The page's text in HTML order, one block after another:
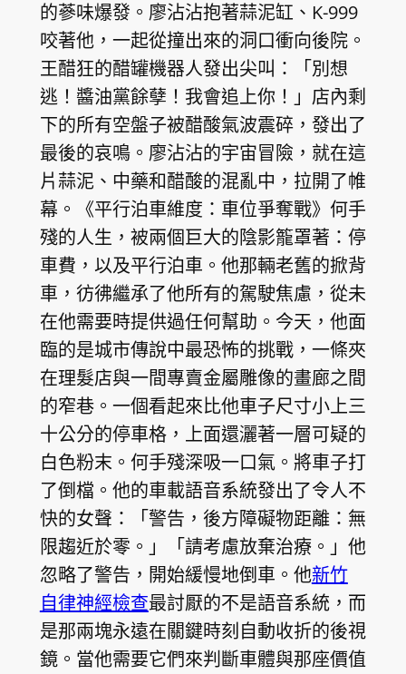
的蔘味爆發。廖沾沾抱著蒜泥缸、K-999
咬著他，一起從撞出來的洞口衝向後院。
王醋狂的醋罐機器人發出尖叫：「別想
逃！醬油黨餘孽！我會追上你！」店內剩
下的所有空盤子被醋酸氣波震碎，發出了
最後的哀鳴。廖沾沾的宇宙冒險，就在這
片蒜泥、中藥和醋酸的混亂中，拉開了帷
幕。《平行泊車維度：車位爭奪戰》何手
殘的人生，被兩個巨大的陰影籠罩著：停
車費，以及平行泊車。他那輛老舊的掀背
車，彷彿繼承了他所有的駕駛焦慮，從未
在他需要時提供過任何幫助。今天，他面
臨的是城市傳說中最恐怖的挑戰，一條夾
在理髮店與一間專賣金屬雕像的畫廊之間
的窄巷。一個看起來比他車子尺寸小上三
十公分的停車格，上面還灑著一層可疑的
白色粉末。何手殘深吸一口氣。將車子打
了倒檔。他的車載語音系統發出了令人不
快的女聲：「警告，後方障礙物距離：無
限趨近於零。」「請考慮放棄治療。」他
忽略了警告，開始緩慢地倒車。他新竹
自律神經檢查最討厭的不是語音系統，而
是那兩塊永遠在關鍵時刻自動收折的後視
鏡。當他需要它們來判斷車體與那座價值